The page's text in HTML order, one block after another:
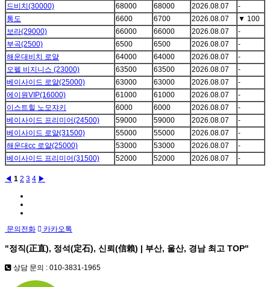
드비치(30000)
68000 68000 2026.08.07
-
통도
6600 6700 2026.08.07 ▼ 100
보라(29000)
66000 66000 2026.08.07
-
부곡(2500)
6500 6500 2026.08.07
-
해운대비치 로얄
64000 64000 2026.08.07
-
오펠 비지니스 (23000)
63500 63500 2026.08.07
-
베이사이드 로얄(25000)
63000 63000 2026.08.07
-
에이원VIP(16000)
61000 61000 2026.08.07
-
이스트힐 노모쟈키
6000 6000 2026.08.07
-
베이사이드 프리미어(24500)
59000 59000 2026.08.07
-
베이사이드 로얄(31500)
55000 55000 2026.08.07
-
해운대cc 로얄(25000)
53000 53000 2026.08.07
-
베이사이드 프리미어(31500)
52000 52000 2026.08.07 -
◀ 1 2 3 4 ▶
문의전화 카카오톡
"정직(正直), 정석(定石), 신뢰(信賴) | 부산, 울산, 경남 최고 TOP"
상담 문의 : 010-3831-1965